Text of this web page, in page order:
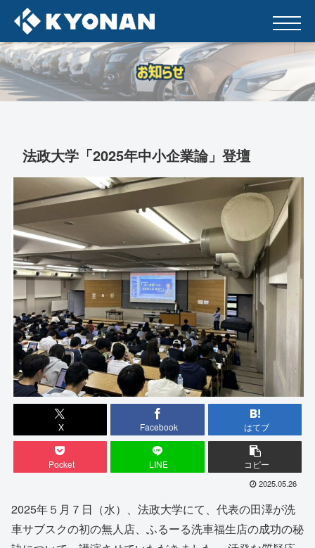
法政大学「2025年中小企業論」登壇
X Facebook はてブ
Pocket LINE コピー
2025.05.26
2025年５月７日（水）、法政大学にて、代表の田澤が洗
車サブスクの初の無人店、ふるーる洗車福生店の成功の秘